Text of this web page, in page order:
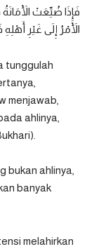
فَإِذَا ضُيِّعَتْ
الْأَمْرُ إِلَى غَيْرِ
tunggulah
menjawab,
ahlinya,
).
bukan ahlinya,
banyak
melahirkan